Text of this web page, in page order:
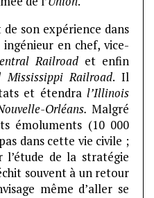
son expérience dans
en chef, vice-
Railroad et enfin
Mississippi Railroad. Il
et étendra l’Illinois
Orléans. Malgré
émoluments (10 000
dans cette vie civile ;
de la stratégie
souvent à un retour
même d’aller se